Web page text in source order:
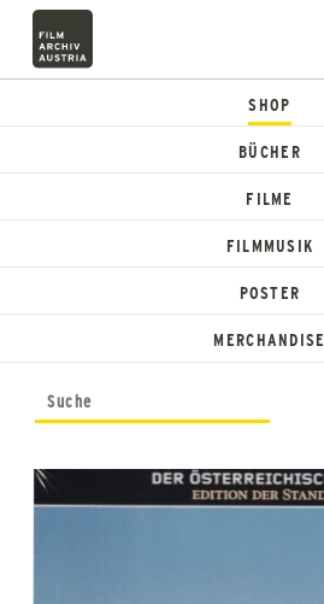
SHOP
BÜCHER
FILME
FILMMUSIK
POSTER
MERCHANDISE